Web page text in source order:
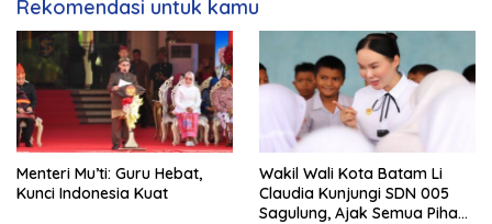
Rekomendasi untuk kamu
Menteri Mu’ti: Guru Hebat,
Kunci Indonesia Kuat
Wakil Wali Kota Batam Li
Claudia Kunjungi SDN 005
Sagulung, Ajak Semua Pihak